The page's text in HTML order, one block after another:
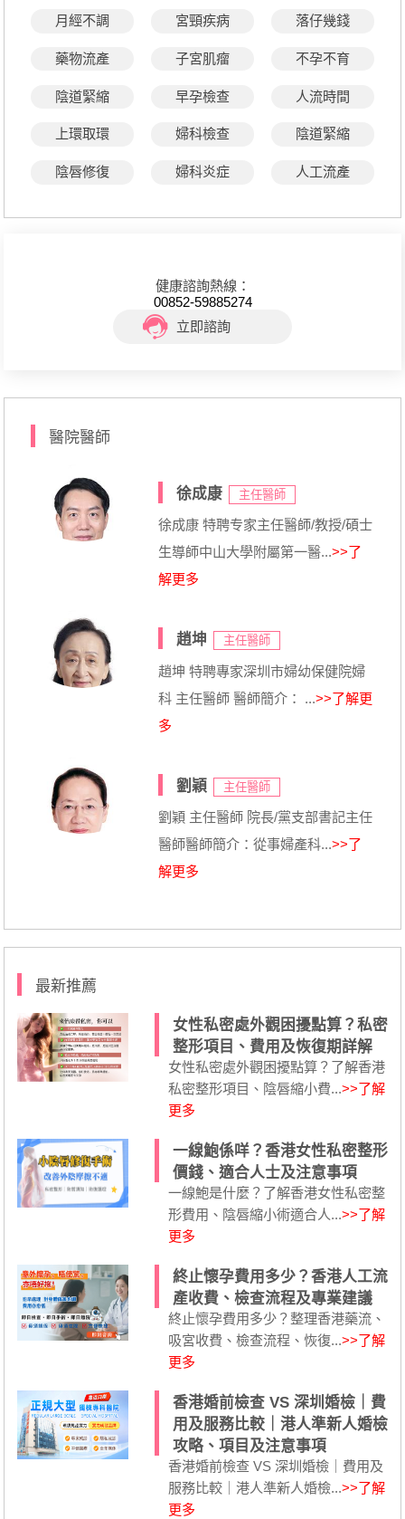
月經不調 宮頸疾病 落仔幾錢
藥物流產 子宮肌瘤 不孕不育
陰道緊縮 早孕檢查 人流時間
上環取環 婦科檢查 陰道緊縮
陰唇修復 婦科炎症 人工流產
健康諮詢熱線：
00852-59885274
立即諮詢
醫院醫師
徐成康 主任醫師
徐成康 特聘专家主任醫師/教授/碩士
生導師中山大學附屬第一醫...>>了
解更多
趙坤 主任醫師
趙坤 特聘專家深圳市婦幼保健院婦
科 主任醫師 醫師簡介： ...>>了解更
多
劉穎 主任醫師
劉穎 主任醫師 院長/黨支部書記主任
醫師醫師簡介：從事婦產科...>>了
解更多
最新推薦
女性私密處外觀困擾點算？私密
整形項目、費用及恢復期詳解
女性私密處外觀困擾點算？了解香港
私密整形項目、陰唇縮小費...>>了解
更多
一線鮑係咩？香港女性私密整形
價錢、適合人士及注意事項
一線鮑是什麼？了解香港女性私密整
形費用、陰唇縮小術適合人...>>了解
更多
終止懷孕費用多少？香港人工流
產收費、檢查流程及專業建議
終止懷孕費用多少？整理香港藥流、
吸宮收費、檢查流程、恢復...>>了解
更多
香港婚前檢查 VS 深圳婚檢｜費
用及服務比較｜港人準新人婚檢
攻略、項目及注意事項
香港婚前檢查 VS 深圳婚檢｜費用及
服務比較｜港人準新人婚檢...>>了解
更多